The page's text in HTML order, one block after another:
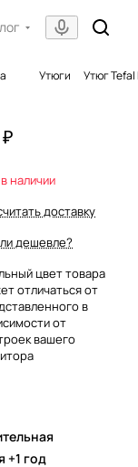
Утюги Утюг Tefal
наличии
доставку
дешевле?
цвет товара
отличаться от
в
от
вашего
+1 год